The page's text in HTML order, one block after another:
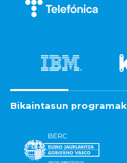
Bikaintasun programak